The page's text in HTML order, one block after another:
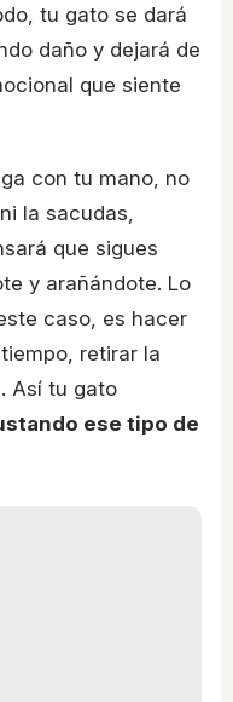
tu gato se dará
daño y dejará de
que siente
con tu mano, no
la sacudas,
que sigues
y arañándote. Lo
caso, es hacer
retirar la
Así tu gato
ese tipo de